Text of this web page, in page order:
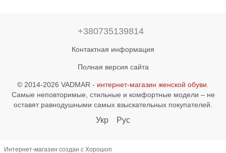
+380735139814
Контактная информация
Полная версия сайта
© 2014-2026 VADMAR - интернет-магазин женской обуви
Самые неповторимые, стильные и комфортные модели – не
оставят равнодушными самых взыскательных покупателей.
Укр Рус
Интернет-магазин создан с Хорошоп